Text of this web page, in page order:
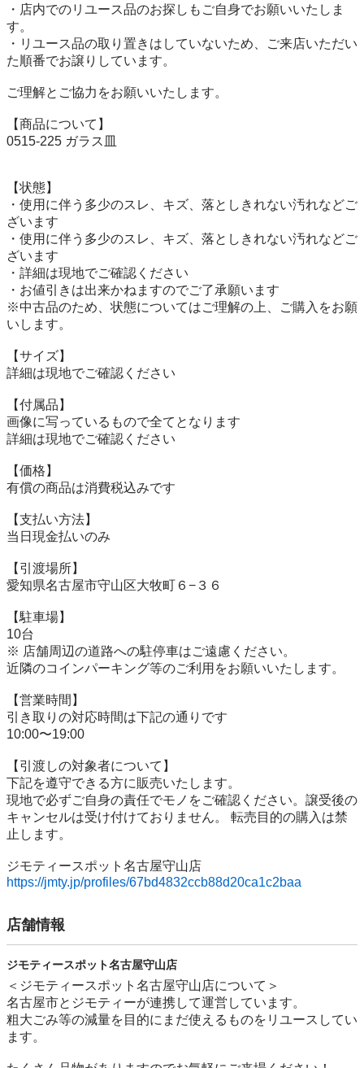
・店内でのリユース品のお探しもご自身でお願いいたしま
す。
・リユース品の取り置きはしていないため、ご来店いただい
た順番でお譲りしています。
ご理解とご協力をお願いいたします。
【商品について】
0515-225 ガラス皿
【状態】
・使用に伴う多少のスレ、キズ、落としきれない汚れなどご
ざいます
・使用に伴う多少のスレ、キズ、落としきれない汚れなどご
ざいます
・詳細は現地でご確認ください
・お値引きは出来かねますのでご了承願います
※中古品のため、状態についてはご理解の上、ご購入をお願
いします。
【サイズ】
詳細は現地でご確認ください
【付属品】
画像に写っているもので全てとなります
詳細は現地でご確認ください
【価格】
有償の商品は消費税込みです
【⽀払い⽅法】
当⽇現⾦払いのみ
【引渡場所】
愛知県名古屋市守山区大牧町６−３６
【駐⾞場】
10台
※ 店舗周辺の道路への駐停車はご遠慮ください。
近隣のコインパーキング等のご利用をお願いいたします。
【営業時間】
引き取りの対応時間は下記の通りです
10:00〜19:00
【引渡しの対象者について】
下記を遵守できる⽅に販売いたします。
現地で必ずご⾃⾝の責任でモノをご確認ください。譲受後の
キャンセルは受け付けておりません。 転売⽬的の購⼊は禁
⽌します。
https://jmty.jp/profiles/67bd4832ccb88d20ca1c2baa
店舗情報
ジモティースポット名古屋守山店
＜ジモティースポット名古屋守山店について＞
名古屋市とジモティーが連携して運営しています。
粗⼤ごみ等の減量を⽬的にまだ使えるものをリユースしてい
ます。